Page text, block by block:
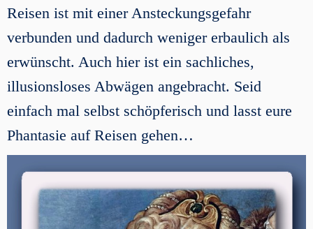
Reisen ist mit einer Ansteckungsgefahr
verbunden und dadurch weniger erbaulich als
erwünscht. Auch hier ist ein sachliches,
illusionsloses Abwägen angebracht. Seid
einfach mal selbst schöpferisch und lasst eure
Phantasie auf Reisen gehen…